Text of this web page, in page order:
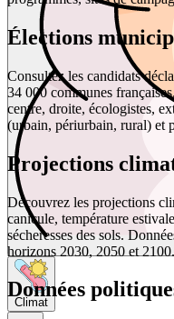
Climat
Élections
Consultez les candidats
34 000 communes
centre, droite, écologistes,
(urbain, périurbain, rural) et
Projections
Découvrez les projections
canicule, température
sécheresses des sols.
horizons 2030, 2050 et 2100.
Données